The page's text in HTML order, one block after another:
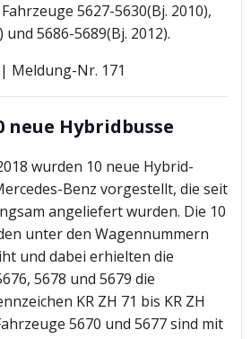
5627-5630(Bj. 2010),
und 5686-5689(Bj. 2012).
| Meldung-Nr. 171
neue Hybridbusse
wurden 10 neue Hybrid-
Benz vorgestellt, die seit
angeliefert wurden. Die 10
unter den Wagennummern
und dabei erhielten die
5678 und 5679 die
KR ZH 71 bis KR ZH
5670 und 5677 sind mit